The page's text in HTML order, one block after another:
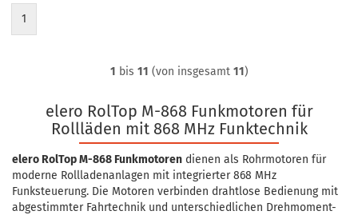
1
1 bis 11 (von insgesamt 11)
elero RolTop M-868 Funkmotoren für
Rollläden mit 868 MHz Funktechnik
elero RolTop M-868 Funkmotoren dienen als Rohrmotoren für
moderne Rollladenanlagen mit integrierter 868 MHz
Funksteuerung. Die Motoren verbinden drahtlose Bedienung mit
abgestimmter Fahrtechnik und unterschiedlichen Drehmoment-